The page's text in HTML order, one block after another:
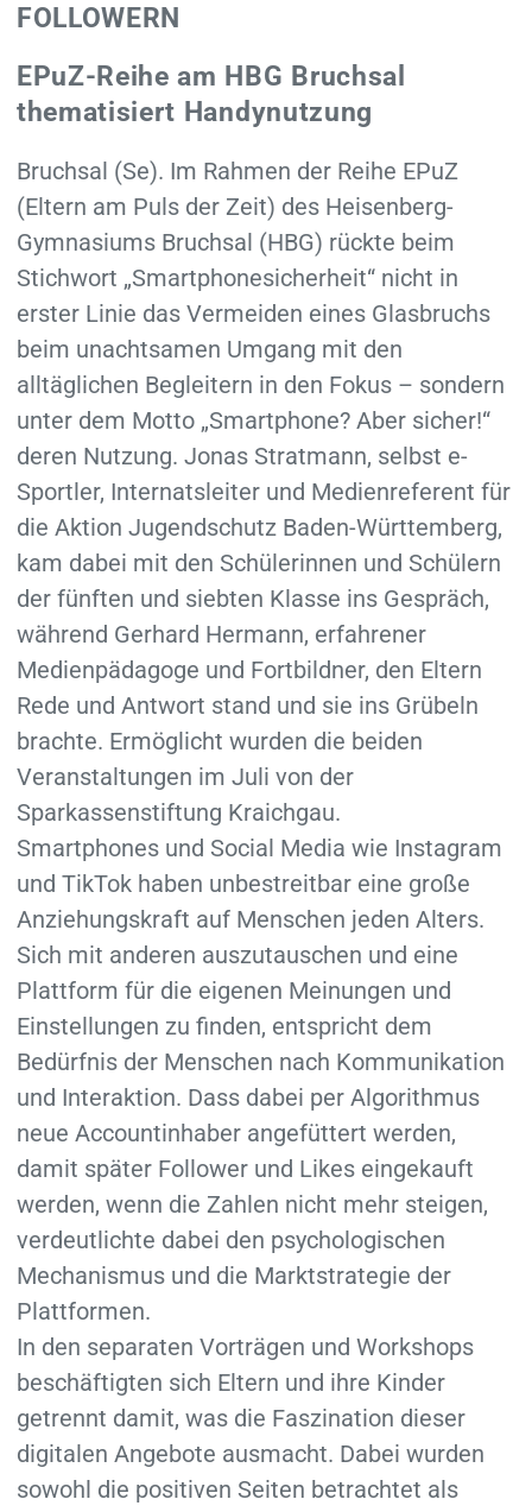
FOLLOWERN
EPuZ-Reihe am HBG Bruchsal
thematisiert Handynutzung
Bruchsal (Se). Im Rahmen der Reihe EPuZ
(Eltern am Puls der Zeit) des Heisenberg-
Gymnasiums Bruchsal (HBG) rückte beim
Stichwort „Smartphonesicherheit“ nicht in
erster Linie das Vermeiden eines Glasbruchs
beim unachtsamen Umgang mit den
alltäglichen Begleitern in den Fokus – sondern
unter dem Motto „Smartphone? Aber sicher!“
deren Nutzung. Jonas Stratmann, selbst e-
Sportler, Internatsleiter und Medienreferent für
die Aktion Jugendschutz Baden-Württemberg,
kam dabei mit den Schülerinnen und Schülern
der fünften und siebten Klasse ins Gespräch,
während Gerhard Hermann, erfahrener
Medienpädagoge und Fortbildner, den Eltern
Rede und Antwort stand und sie ins Grübeln
brachte. Ermöglicht wurden die beiden
Veranstaltungen im Juli von der
Sparkassenstiftung Kraichgau.
Smartphones und Social Media wie Instagram
und TikTok haben unbestreitbar eine große
Anziehungskraft auf Menschen jeden Alters.
Sich mit anderen auszutauschen und eine
Plattform für die eigenen Meinungen und
Einstellungen zu finden, entspricht dem
Bedürfnis der Menschen nach Kommunikation
und Interaktion. Dass dabei per Algorithmus
neue Accountinhaber angefüttert werden,
damit später Follower und Likes eingekauft
werden, wenn die Zahlen nicht mehr steigen,
verdeutlichte dabei den psychologischen
Mechanismus und die Marktstrategie der
Plattformen.
In den separaten Vorträgen und Workshops
beschäftigten sich Eltern und ihre Kinder
getrennt damit, was die Faszination dieser
digitalen Angebote ausmacht. Dabei wurden
sowohl die positiven Seiten betrachtet als